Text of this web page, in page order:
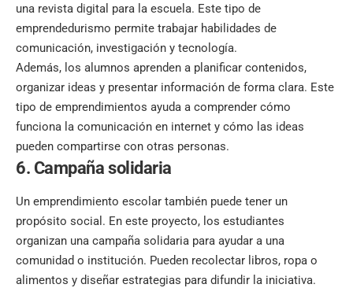
una revista digital para la escuela. Este tipo de
emprendedurismo permite trabajar habilidades de
comunicación, investigación y tecnología.
Además, los alumnos aprenden a planificar contenidos,
organizar ideas y presentar información de forma clara. Este
tipo de emprendimientos ayuda a comprender cómo
funciona la comunicación en internet y cómo las ideas
pueden compartirse con otras personas.
6. Campaña solidaria
Un emprendimiento escolar también puede tener un
propósito social. En este proyecto, los estudiantes
organizan una campaña solidaria para ayudar a una
comunidad o institución. Pueden recolectar libros, ropa o
alimentos y diseñar estrategias para difundir la iniciativa.